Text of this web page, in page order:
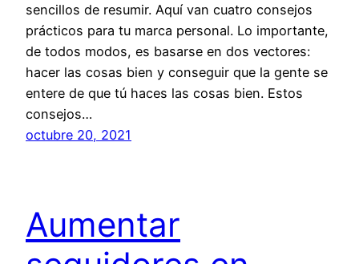
sencillos de resumir. Aquí van cuatro consejos
prácticos para tu marca personal. Lo importante,
de todos modos, es basarse en dos vectores:
hacer las cosas bien y conseguir que la gente se
entere de que tú haces las cosas bien. Estos
consejos…
octubre 20, 2021
Aumentar